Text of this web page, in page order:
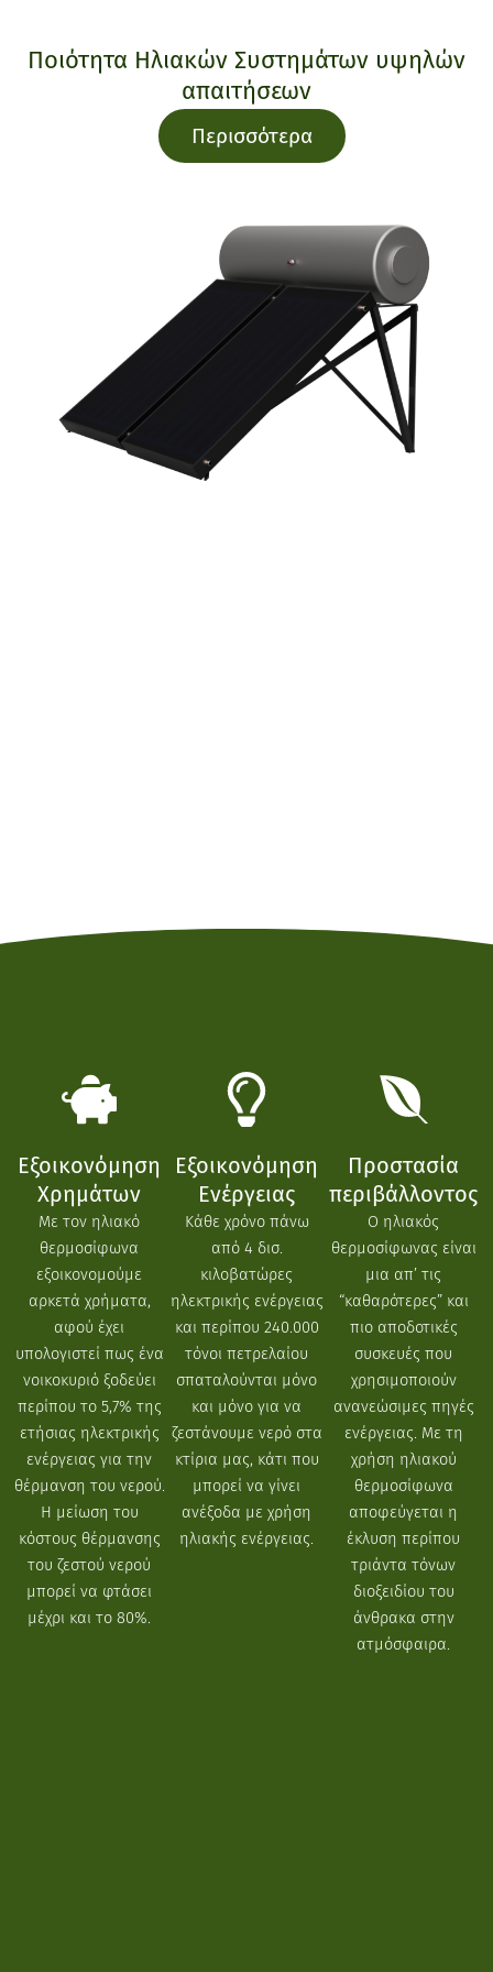
Ποιότητα Ηλιακών Συστημάτων υψηλών
απαιτήσεων
Περισσότερα
Εξοικονόμηση
Χρημάτων
Με τον ηλιακό
θερμοσίφωνα
εξοικονομούμε
αρκετά χρήματα,
αφού έχει
υπολογιστεί πως ένα
νοικοκυριό ξοδεύει
περίπου το 5,7% της
ετήσιας ηλεκτρικής
ενέργειας για την
θέρμανση του νερού.
Η μείωση του
κόστους θέρμανσης
του ζεστού νερού
μπορεί να φτάσει
μέχρι και το 80%.
Εξοικονόμηση
Ενέργειας
Κάθε χρόνο πάνω
από 4 δισ.
κιλοβατώρες
ηλεκτρικής ενέργειας
και περίπου 240.000
τόνοι πετρελαίου
σπαταλούνται μόνο
και μόνο για να
ζεστάνουμε νερό στα
κτίρια μας, κάτι που
μπορεί να γίνει
ανέξοδα με χρήση
ηλιακής ενέργειας.
Προστασία
περιβάλλοντος
Ο ηλιακός
θερμοσίφωνας είναι
μια απ’ τις
“καθαρότερες” και
πιο αποδοτικές
συσκευές που
χρησιμοποιούν
ανανεώσιμες πηγές
ενέργειας. Με τη
χρήση ηλιακού
θερμοσίφωνα
αποφεύγεται η
έκλυση περίπου
τριάντα τόνων
διοξειδίου του
άνθρακα στην
ατμόσφαιρα.